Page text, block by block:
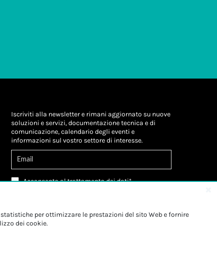
Iscriviti alla newsletter e rimani aggiornato su nuove
soluzioni e servizi, documentazione tecnica e di
comunicazione, calendario degli eventi e
informazioni sul vostro settore di interesse.
Acconsento altrattamento dei dati*
miei dati personali a fini dimarketing*
per ottimizzare le prestazioni del sito Web e fornire
dei cookie.